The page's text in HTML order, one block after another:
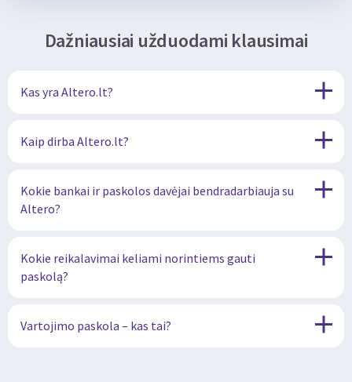
Dažniausiai užduodami klausimai
Kas yra Altero.lt?
Kaip dirba Altero.lt?
Kokie bankai ir paskolos davėjai bendradarbiauja su
Altero?
Kokie reikalavimai keliami norintiems gauti
paskolą?
Vartojimo paskola – kas tai?